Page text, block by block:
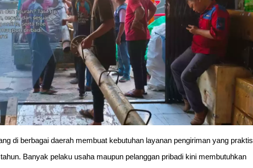
di berbagai daerah membuat kebutuhan layanan pengiriman yang praktis
Banyak pelaku usaha maupun pelanggan pribadi kini membutuhkan